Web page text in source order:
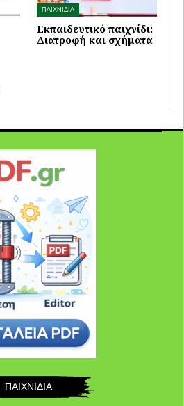
ΠΑΙΧΝΙΔΙΑ
Εκπαιδευτικό παιχνίδι:
Διατροφή και σχήματα
ΠΑΙΧΝΙΔΙΑ